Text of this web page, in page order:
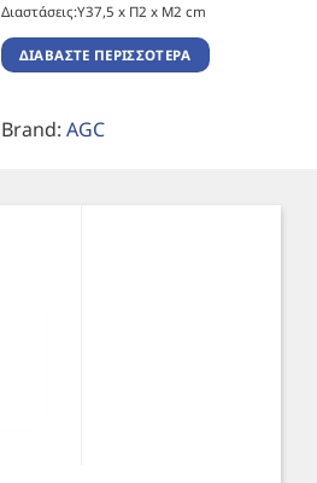
Διαστάσεις:Υ37,5 x Π2 x Μ2 cm
ΔΙΑΒΆΣΤΕ ΠΕΡΙΣΣΌΤΕΡΑ
Brand: AGC